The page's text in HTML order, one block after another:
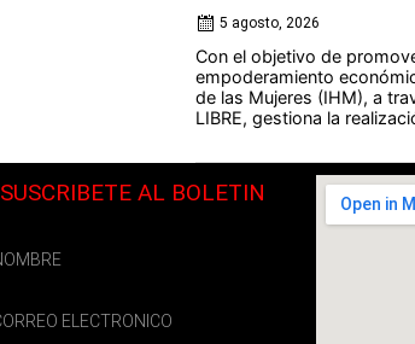
5 agosto, 2026
Con el objetivo de
empoderamiento
de las Mujeres (IHM), a
LIBRE, gestiona la
SUSCRIBETE AL BOLETIN